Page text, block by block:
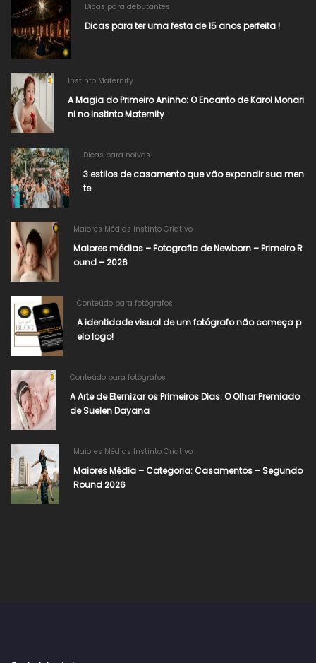
Dicas para debutantes
Dicas para ter uma festa de 15 anos perfeita !
Instinto Maternity
A Magia do Primeiro Aninho: O Encanto de Karol Monari
ni no Instinto Maternity
Dicas para noivas
3 estilos de casamento que vão expandir sua men
te
Maiores Médias Instinto Criativo
Maiores médias – Fotografia de Newborn – Primeiro R
ound – 2026
Conteúdo para fotógrafos
A identidade visual de um fotógrafo não começa p
elo logo!
Conteúdo para fotógrafos
A Arte de Eternizar os Primeiros Dias: O Olhar Premiado
de Suelen Dayana​
Maiores Médias Instinto Criativo
Maiores Média – Categoria: Casamentos – Segundo
Round 2026